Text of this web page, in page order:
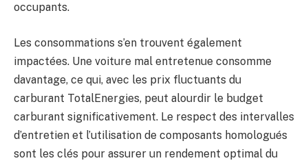
occupants.
Les consommations s’en trouvent également
impactées. Une voiture mal entretenue consomme
davantage, ce qui, avec les prix fluctuants du
carburant TotalEnergies, peut alourdir le budget
carburant significativement. Le respect des intervalles
d’entretien et l’utilisation de composants homologués
sont les clés pour assurer un rendement optimal du